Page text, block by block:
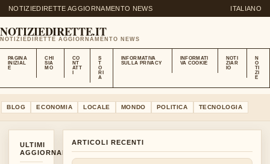
NOTIZIEDIRETTE AGGIORNAMENTO NEWS ITALIANO
NOTIZIEDIRETTE.IT
NOTIZIEDIRETTE AGGIORNAMENTO NEWS
PAGINA
INIZIAL
E
CHI
SIA
MO
CO
NT
ATT
S
T
O
RI
A
INFORMATIVA
SULLA PRIVACY
INFORMATI
VA COOKIE
NOTI
ZIAR
IO
N
O
TI
ZI
E
BLOG ECONOMIA LOCALE MONDO POLITICA TECNOLOGIA
ULTIMI
AGGIORNAMENTI
ARTICOLI RECENTI